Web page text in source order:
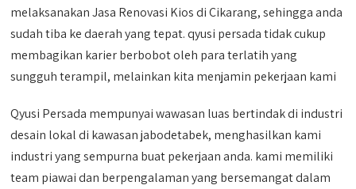
melaksanakan Jasa Renovasi Kios di Cikarang, sehingga anda
sudah tiba ke daerah yang tepat. qyusi persada tidak cukup
membagikan karier berbobot oleh para terlatih yang
sungguh terampil, melainkan kita menjamin pekerjaan kami
Qyusi Persada mempunyai wawasan luas bertindak di industri
desain lokal di kawasan jabodetabek, menghasilkan kami
industri yang sempurna buat pekerjaan anda. kami memiliki
team piawai dan berpengalaman yang bersemangat dalam